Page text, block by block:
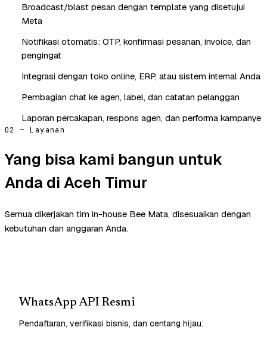
Broadcast/blast pesan dengan template yang disetujui
Meta
Notifikasi otomatis: OTP, konfirmasi pesanan, invoice, dan
pengingat
Integrasi dengan toko online, ERP, atau sistem internal Anda
Pembagian chat ke agen, label, dan catatan pelanggan
Laporan percakapan, respons agen, dan performa kampanye
02 — Layanan
Yang bisa kami bangun untuk
Anda di Aceh Timur
Semua dikerjakan tim in-house Bee Mata, disesuaikan dengan
kebutuhan dan anggaran Anda.
WhatsApp API Resmi
Pendaftaran, verifikasi bisnis, dan centang hijau.